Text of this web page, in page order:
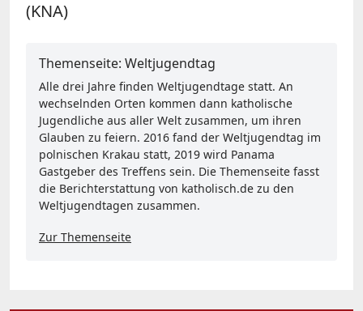
(KNA)
Themenseite: Weltjugendtag
Alle drei Jahre finden Weltjugendtage statt. An
wechselnden Orten kommen dann katholische
Jugendliche aus aller Welt zusammen, um ihren
Glauben zu feiern. 2016 fand der Weltjugendtag im
polnischen Krakau statt, 2019 wird Panama
Gastgeber des Treffens sein. Die Themenseite fasst
die Berichterstattung von katholisch.de zu den
Weltjugendtagen zusammen.
Zur Themenseite